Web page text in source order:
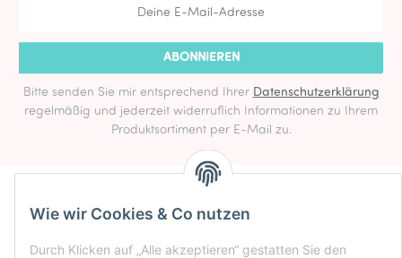
Wie wir Cookies & Co nutzen
Durch Klicken auf „Alle akzeptieren“ gestatten Sie den
ABONNIEREN
Bitte senden Sie mir entsprechend Ihrer Datenschutzerklärung
regelmäßig und jederzeit widerruflich Informationen zu Ihrem
Produktsortiment per E-Mail zu.
Zahlung & Versand